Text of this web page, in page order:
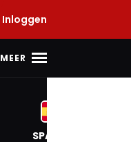
Inloggen
MEER
SPANJE